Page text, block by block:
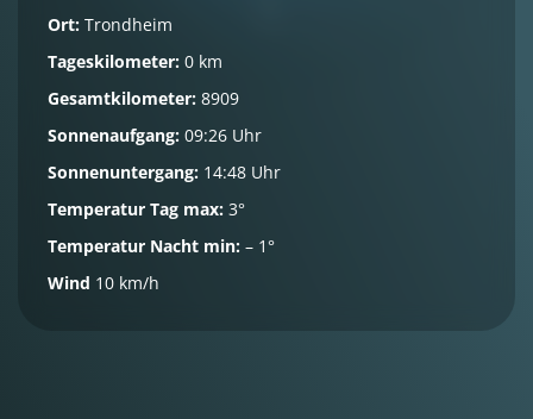
Ort: Trondheim
Tageskilometer: 0 km
Gesamtkilometer: 8909
Sonnenaufgang: 09:26 Uhr
Sonnenuntergang: 14:48 Uhr
Temperatur Tag max: 3°
Temperatur Nacht min: – 1°
Wind 10 km/h